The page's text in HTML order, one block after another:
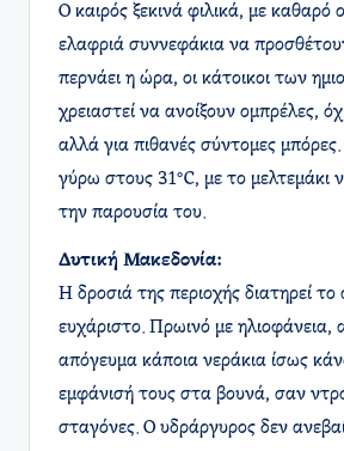
Ο καιρός ξεκινά φιλικά, με καθαρό
ελαφριά συννεφάκια να
περνάει η ώρα, οι κάτοικοι των
χρειαστεί να ανοίξουν ομπρέλες,
αλλά για πιθανές σύντομες
γύρω στους 31°C, με το μελτεμάκι
την παρουσία του.
Δυτική Μακεδονία:
Η δροσιά της περιοχής διατηρεί το
ευχάριστο. Πρωινό με ηλιοφάνεια,
απόγευμα κάποια νεράκια ίσως
εμφάνισή τους στα βουνά, σαν
σταγόνες. Ο υδράργυρος δεν